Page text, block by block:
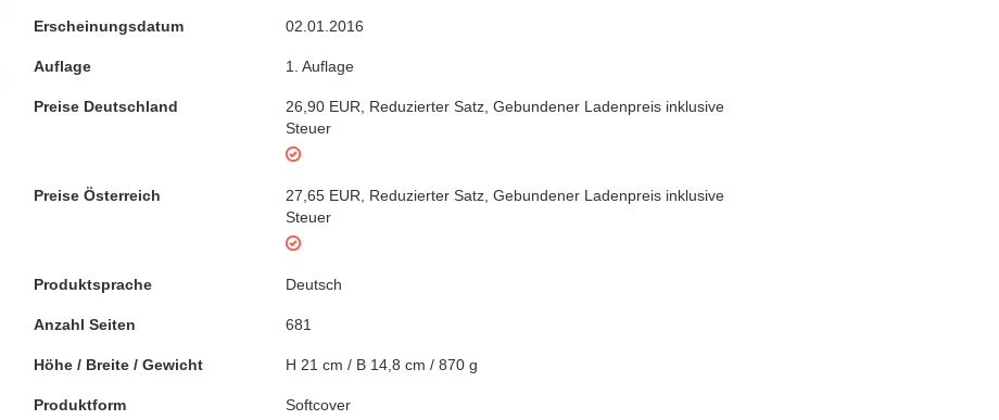
Erscheinungsdatum 02.01.2016
Auflage 1. Auflage
Preise Deutschland 26,90 EUR Reduzierter Satz Gebundener Ladenpreis inklusive
Steuer
Preise Österreich 27,65 EUR Reduzierter Satz Gebundener Ladenpreis inklusive
Steuer
Produktsprache Deutsch
Anzahl Seiten 681
Höhe / Breite / Gewicht H 21 cm / B 14,8 cm / 870 g
Produktform Softcover